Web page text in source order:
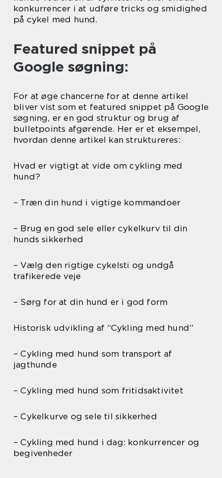
konkurrencer i at udføre tricks og smidighed
på cykel med hund.
Featured snippet på
Google søgning:
For at øge chancerne for at denne artikel
bliver vist som et featured snippet på Google
søgning, er en god struktur og brug af
bulletpoints afgørende. Her er et eksempel,
hvordan denne artikel kan struktureres:
Hvad er vigtigt at vide om cykling med
hund?
– Træn din hund i vigtige kommandoer
– Brug en god sele eller cykelkurv til din
hunds sikkerhed
– Vælg den rigtige cykelsti og undgå
trafikerede veje
– Sørg for at din hund er i god form
Historisk udvikling af “Cykling med hund”
– Cykling med hund som transport af
jagthunde
– Cykling med hund som fritidsaktivitet
– Cykelkurve og sele til sikkerhed
– Cykling med hund i dag: konkurrencer og
begivenheder